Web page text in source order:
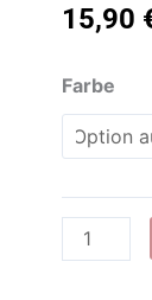
15,90
Farbe
Morello
ml
Menge